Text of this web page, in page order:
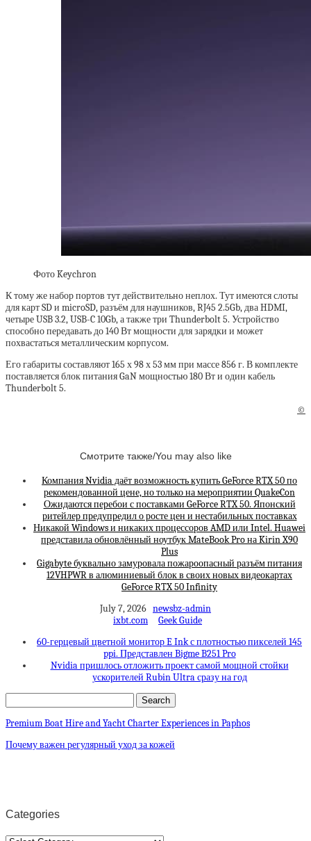
Фото Keychron
К тому же набор портов тут действительно неплох. Тут имеются слоты
для карт SD и microSD, разъём для наушников, RJ45 2.5Gb, два HDMI,
четыре USB 3.2, USB-C 10Gb, а также три Thunderbolt 5. Устройство
способно передавать до 140 Вт мощности для зарядки и может
похвастаться металлическим корпусом.
Его габариты составляют 165 х 98 х 53 мм при массе 856 г. В комплекте
поставляется блок питания GaN мощностью 180 Вт и один кабель
Thunderbolt 5.
©
Смотрите также/You may also like
Компания Nvidia даёт возможность купить GeForce RTX 50 по
рекомендованной цене, но только на мероприятии QuakeCon
Ожидаются перебои с поставками GeForce RTX 50. Японский
ритейлер предупредил о росте цен и нестабильных поставках
Никакой Windows и никаких процессоров AMD или Intel. Huawei
представила обновлённый ноутбук MateBook Pro на Kirin X90
Plus
Gigabyte буквально замуровала пожароопасный разъём питания
12VHPWR в алюминиевый блок в своих новых видеокартах
GeForce RTX 50 Infinity
July 7, 2026 newsbz-admin
ixbt.com
Geek Guide
60-герцевый цветной монитор E Ink с плотностью пикселей 145
ppi. Представлен Bigme B251 Pro
Nvidia пришлось отложить проект самой мощной стойки
ускорителей Rubin Ultra сразу на год
Premium Boat Hire and Yacht Charter Experiences in Paphos
Почему важен регулярный уход за кожей
Categories